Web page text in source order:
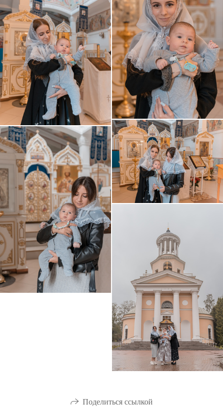
Поделиться ссылкой